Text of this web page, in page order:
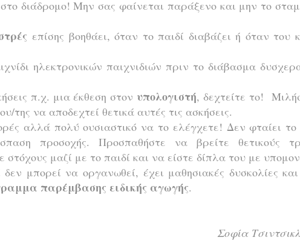
διάδρομο! Μην σας φαίνεται παράξενο και μην το
επίσης βοηθάει, όταν το παιδί διαβάζει ή όταν του
ηλεκτρονικών παιχνιδιών πριν το διάβασμα
π.χ. μια έκθεση στον υπολογιστή, δεχτείτε το!
της να αποδεχτεί θετικά αυτές τις ασκήσεις.
αλλά πολύ ουσιαστικό να το ελέγχετε! Δεν φταίει το
προσοχής. Προσπαθήστε να βρείτε θετικούς
μαζί με το παιδί και να είστε δίπλα του με
μπορεί να οργανωθεί, έχει μαθησιακές δυσκολίες
παρέμβασης ειδικής αγωγής.
Σοφία